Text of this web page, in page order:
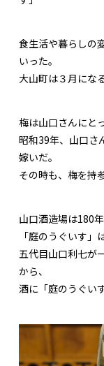
食生活や暮らしの
いった。
大山町は３月にな
梅は山口さんにと
昭和39年、山口さ
嫁いだ。
その時も、梅を持
山口酒造場は180
「庭のうぐいす」
五代目山口利七が
から、
酒に「庭のうぐい